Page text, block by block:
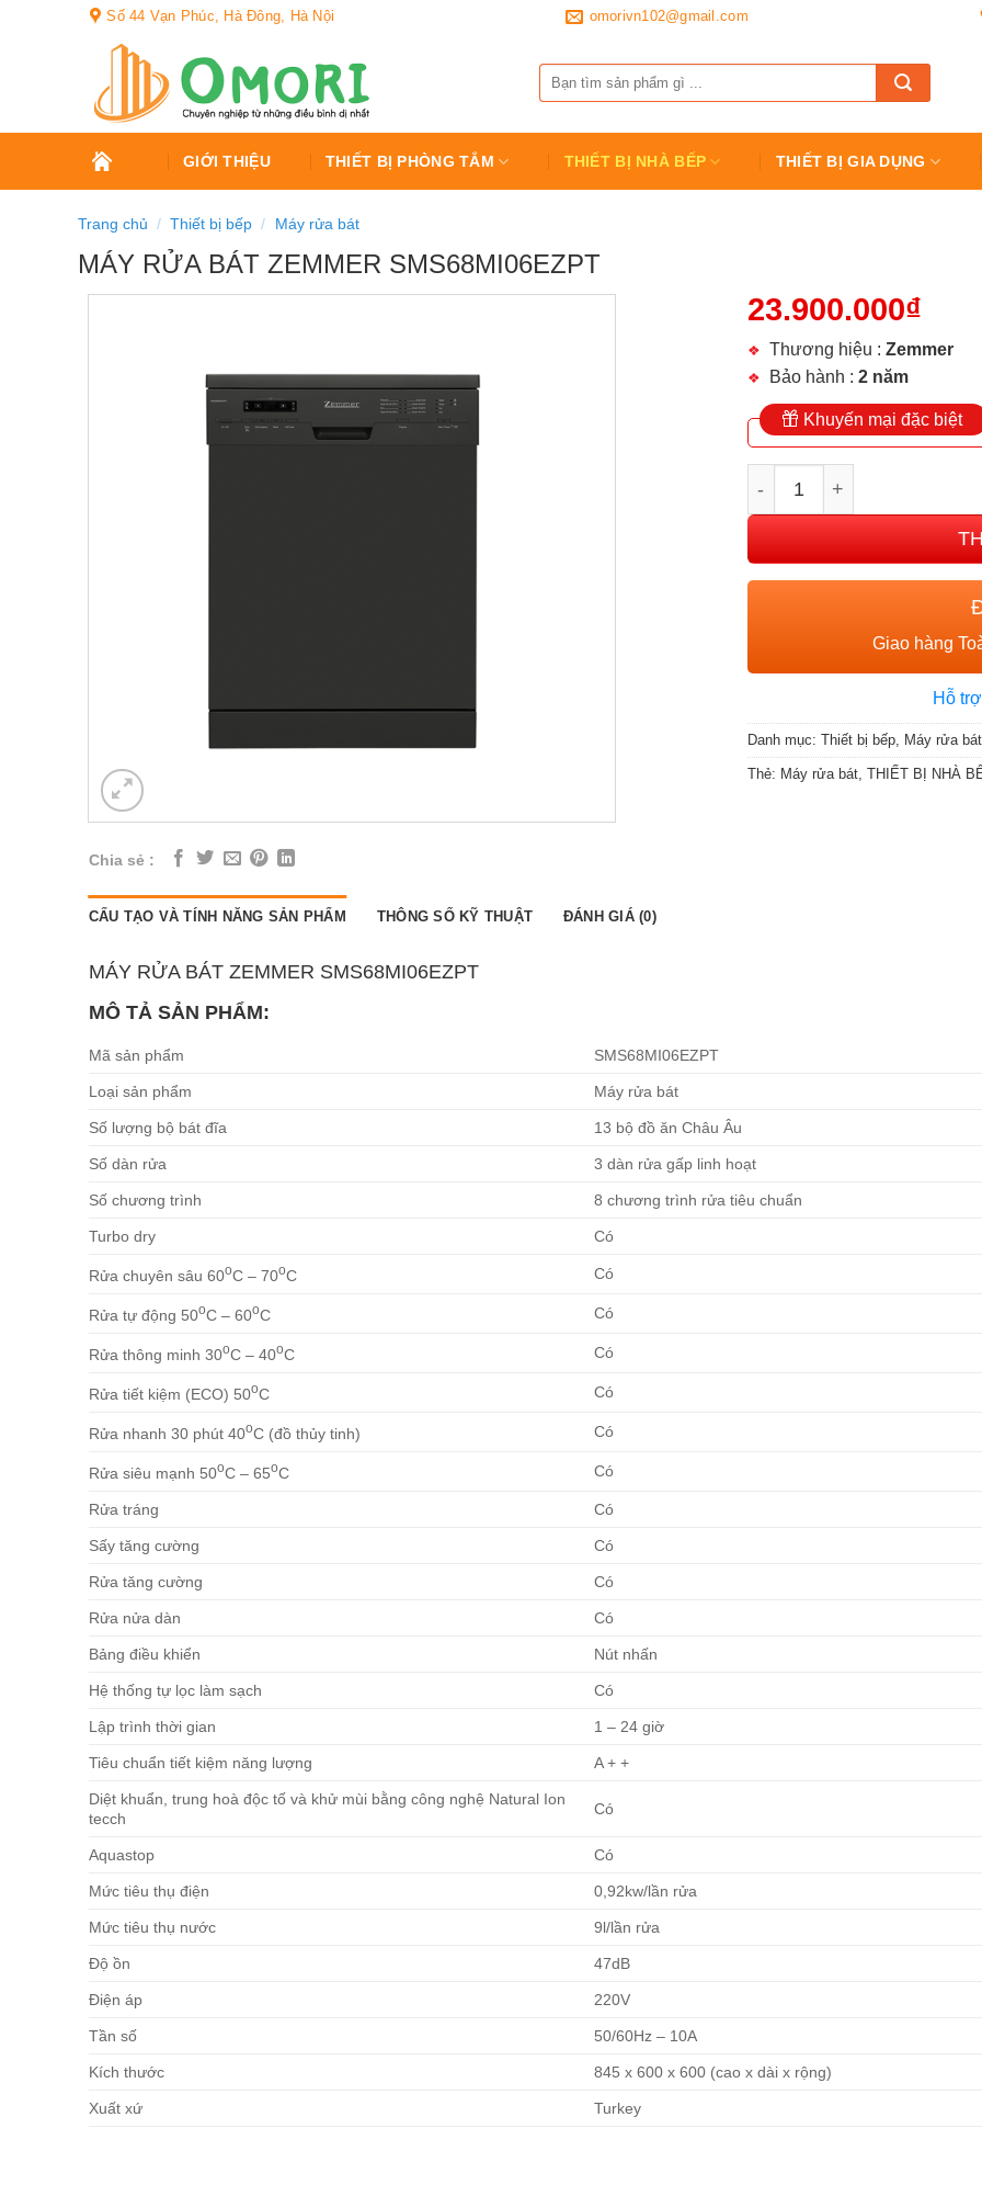
Số 44 Vạn Phúc, Hà Đông, Hà Nội omorivn102@gmail.com
kiếm:
TRANG
CHỦ
GIỚI THIỆU THIẾT BỊ PHÒNG TẮM THIẾT BỊ NHÀ BẾP THIẾT BỊ GIA DỤNG
Trang chủ / Thiết bị bếp / Máy rửa bát
MÁY RỬA BÁT ZEMMER SMS68MI06EZPT
Chia sẻ :
23.900.000₫
Thương hiệu : Zemmer
Bảo hành : 2 năm
Khuyến mại đặc biệt
Giao hàng
Hỗ
Danh mục: Thiết bị bếp, Máy rửa bát
Thẻ: Máy rửa bát, THIẾT BỊ NHÀ
CẤU TẠO VÀ TÍNH NĂNG SẢN PHẨM THÔNG SỐ KỸ THUẬT ĐÁNH GIÁ (0)
MÁY RỬA BÁT ZEMMER SMS68MI06EZPT
MÔ TẢ SẢN PHẨM:
Mã sản phẩm SMS68MI06EZPT
Loại sản phẩm Máy rửa bát
Số lượng bộ bát đĩa 13 bộ đồ ăn Châu Âu
Số dàn rửa 3 dàn rửa gấp linh hoạt
Số chương trình 8 chương trình rửa tiêu chuẩn
Turbo dry Có
Rửa chuyên sâu 60oC – 70oC Có
Rửa tự động 50oC – 60oC Có
Rửa thông minh 30oC – 40oC Có
Rửa tiết kiệm (ECO) 50oC Có
Rửa nhanh 30 phút 40oC (đồ thủy tinh) Có
Rửa siêu mạnh 50oC – 65oC Có
Rửa tráng Có
Sấy tăng cường Có
Rửa tăng cường Có
Rửa nửa dàn Có
Bảng điều khiển Nút nhấn
Hệ thống tự lọc làm sạch Có
Lập trình thời gian 1 – 24 giờ
Tiêu chuẩn tiết kiệm năng lượng A + +
Diệt khuẩn, trung hoà độc tố và khử mùi bằng công nghệ Natural Ion
tecch
Có
Aquastop Có
Mức tiêu thụ điện 0,92kw/lần rửa
Mức tiêu thụ nước 9l/lần rửa
Độ ồn 47dB
Điện áp 220V
Tần số 50/60Hz – 10A
Kích thước 845 x 600 x 600 (cao x dài x rộng)
Xuất xứ Turkey